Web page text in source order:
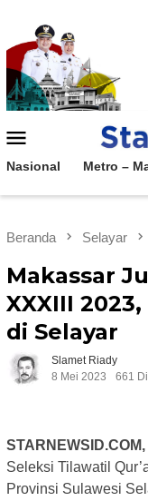
konten
Mobile
Nasional Metro –
Beranda Selayar
Makassar
XXXIII
di Selayar
Slamet Riady
8 Mei 2023
661
Seleksi Tilawatil
Provinsi Sulawesi